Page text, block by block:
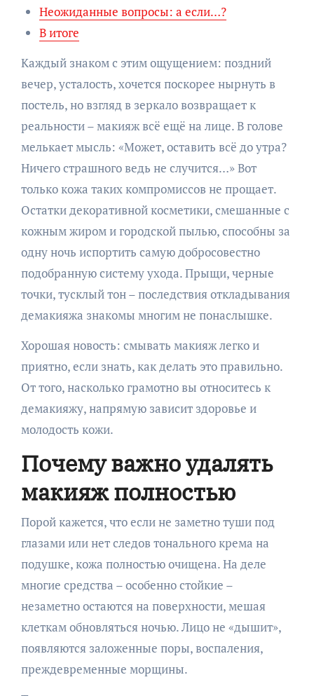
Неожиданные вопросы: а если…?
В итоге
Каждый знаком с этим ощущением: поздний
вечер, усталость, хочется поскорее нырнуть в
постель, но взгляд в зеркало возвращает к
реальности – макияж всё ещё на лице. В голове
мелькает мысль: «Может, оставить всё до утра?
Ничего страшного ведь не случится…» Вот
только кожа таких компромиссов не прощает.
Остатки декоративной косметики, смешанные с
кожным жиром и городской пылью, способны за
одну ночь испортить самую добросовестно
подобранную систему ухода. Прыщи, черные
точки, тусклый тон – последствия откладывания
демакияжа знакомы многим не понаслышке.
Хорошая новость: смывать макияж легко и
приятно, если знать, как делать это правильно.
От того, насколько грамотно вы относитесь к
демакияжу, напрямую зависит здоровье и
молодость кожи.
Почему важно удалять
макияж полностью
Порой кажется, что если не заметно туши под
глазами или нет следов тонального крема на
подушке, кожа полностью очищена. На деле
многие средства – особенно стойкие –
незаметно остаются на поверхности, мешая
клеткам обновляться ночью. Лицо не «дышит»,
появляются заложенные поры, воспаления,
преждевременные морщины.